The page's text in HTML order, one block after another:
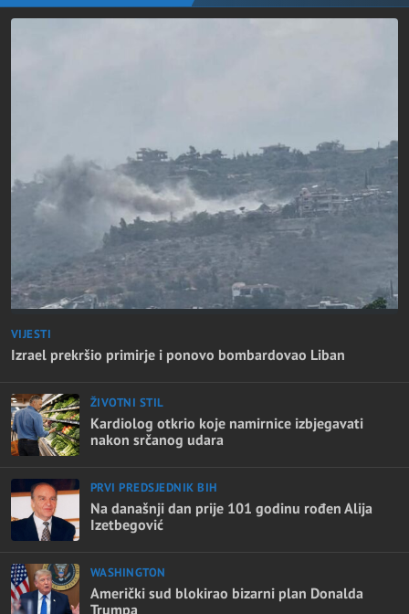
VIJESTI
Izrael prekršio primirje i ponovo bombardovao Liban
ŽIVOTNI STIL
Kardiolog otkrio koje namirnice izbjegavati
nakon srčanog udara
PRVI PREDSJEDNIK BIH
Na današnji dan prije 101 godinu rođen Alija
Izetbegović
WASHINGTON
Američki sud blokirao bizarni plan Donalda
Trumpa